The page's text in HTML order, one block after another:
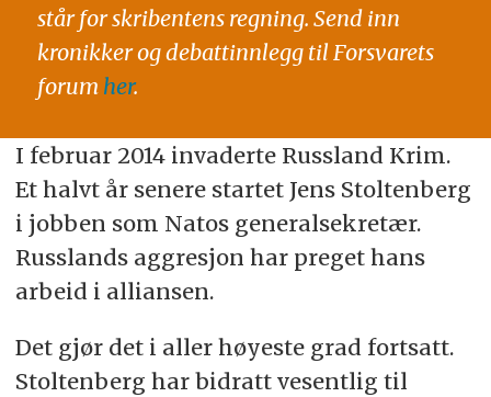
står for skribentens regning. Send inn
kronikker og debattinnlegg til Forsvarets
forum her.
I februar 2014 invaderte Russland Krim.
Et halvt år senere startet Jens Stoltenberg
i jobben som Natos generalsekretær.
Russlands aggresjon har preget hans
arbeid i alliansen.
Det gjør det i aller høyeste grad fortsatt.
Stoltenberg har bidratt vesentlig til